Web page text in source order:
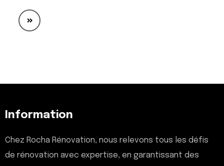
Information
Chez Rocha Rénovation, nous relevons tous les défis
de rénovation avec expertise, en garantissant des